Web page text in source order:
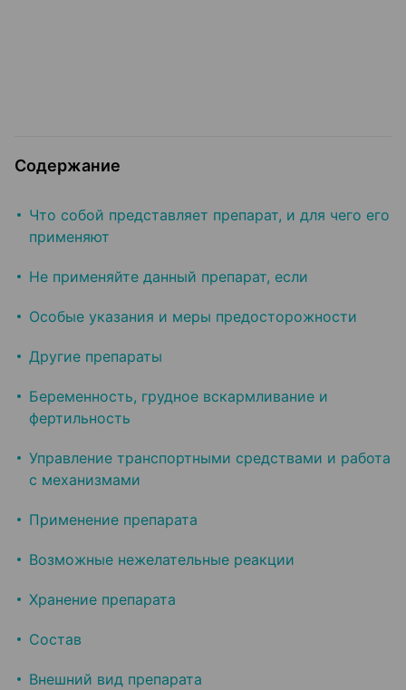
Содержание
Что собой представляет препарат, и для чего его
применяют
Не применяйте данный препарат, если
Особые указания и меры предосторожности
Другие препараты
Беременность, грудное вскармливание и
фертильность
Управление транспортными средствами и работа
с механизмами
Применение препарата
Возможные нежелательные реакции
Хранение препарата
Состав
Внешний вид препарата